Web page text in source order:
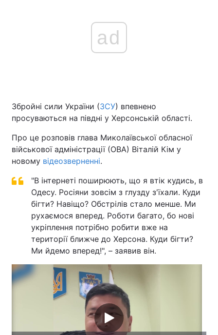
Україна Політика
Спорт Наука
Техно і зв'язок Лайт
Зброя Інциденти
Цікавинки
Регіони
ad
Збройні сили України (ЗСУ) впевнено
просуваються на півдні у Херсонській області.
Про це розповів глава Миколаївської обласної
військової адміністрації (ОВА) Віталій Кім у
новому відеозверненні.
"В інтернеті поширюють, що я втік кудись, в
Одесу. Росіяни зовсім з глузду з'їхали. Куди
бігти? Навіщо? Обстрілів стало менше. Ми
рухаємося вперед. Роботи багато, бо нові
укріплення потрібно робити вже на
території ближче до Херсона. Куди бігти?
Ми йдемо вперед!", – заявив він.